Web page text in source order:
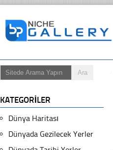
KATEGORILER
Dünya Haritası
Dünyada Gezilecek Yerler